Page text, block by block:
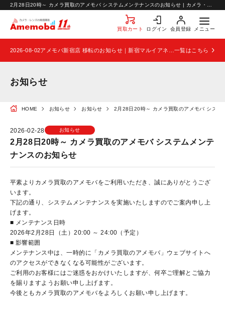
買取カート ログイン 会員登録 メニュー
お知らせ
お問い合わせ
2026-08-02 一覧はこちら
お知らせ
HOME お知らせ お知らせ 2月28日20時～ カメラ買取のアメモバ システ
2026-02-28 お知らせ
2月28日20時～ カメラ買取のアメモバ システムメンテ
ナンスのお知らせ
平素よりカメラ買取のアメモバをご利用いただき、誠にありがとうござ
います。
下記の通り、システムメンテナンスを実施いたしますのでご案内申し上
げます。
■ メンテナンス日時
2026年2月28日（土）20:00 ～ 24:00（予定）
■ 影響範囲
メンテナンス中は、一時的に「カメラ買取のアメモバ」ウェブサイトへ
のアクセスができなくなる可能性がございます。
ご利用のお客様にはご迷惑をおかけいたしますが、何卒ご理解とご協力
を賜りますようお願い申し上げます。
今後ともカメラ買取のアメモバをよろしくお願い申し上げます。